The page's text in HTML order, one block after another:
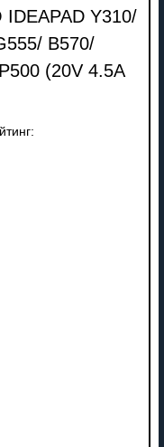
Y310/
B570/
(20V 4.5A